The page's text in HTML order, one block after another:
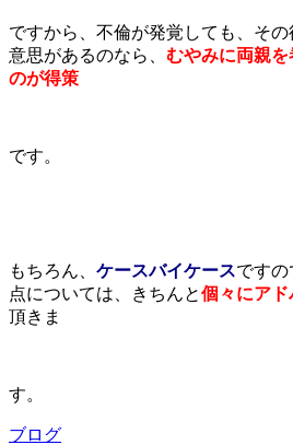
ですから、不倫が発覚しても、そ
意思があるのなら、 むやみに両親
のが得策
です。
もちろん、 ケースバイケースですの
点については、きちんと個々にアド
頂きま
す。
ブログ